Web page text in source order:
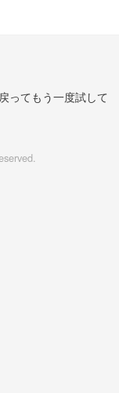
ってもう一度試して